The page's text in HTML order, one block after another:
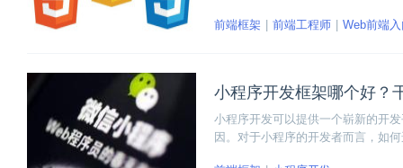
前端框架
前端工程师 Web前端
小程序开发框架哪个好？
小程序开发可以提供一个崭新的开
因。对于小程序的开发者而言，如